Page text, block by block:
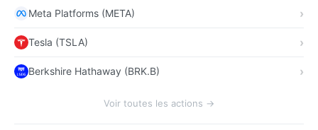
Meta Platforms (META)
Tesla (TSLA)
Berkshire Hathaway (BRK.B)
Voir toutes les actions →